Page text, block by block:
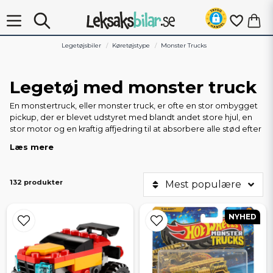
Legetøjsbiler Køretøjstype Monster Trucks
Legetøj med monster truck
En monstertruck, eller monster truck, er ofte en stor ombygget
pickup, der er blevet udstyret med blandt andet store hjul, en
stor motor og en kraftig affjedring til at absorbere alle stød efter
for i deres shows og konkurrencer, som for eksempel Monster
som små legetøjsbiler og større varianter. Inden for
radiostyrede biler er monster trucks en populær kategori for
dem, der vil have en radiostyret bil, der kan køre på ujævne og
Monster Jam - favoritterne fra arenaen
Monster Jam er en af de mest berømte begivenheder inden for
monster trucks. I vores sortiment finder du populært Monster
Læs mere
132 produkter Mest populære
NYHED